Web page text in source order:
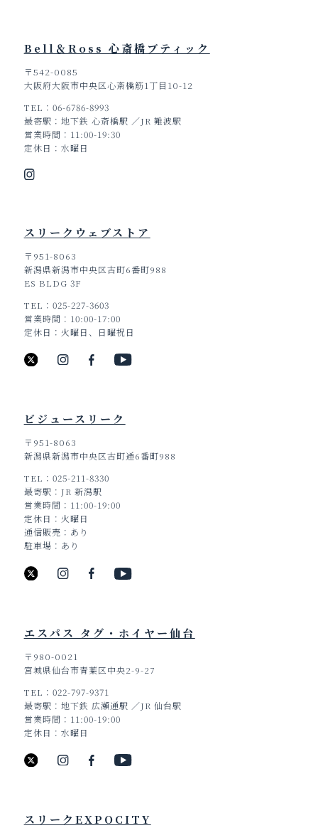
Bell＆Ross 心斎橋ブティック
〒542-0085
大阪府大阪市中央区心斎橋筋1丁目10-12
TEL
06-6786-8993
最寄駅
地下鉄 心斎橋駅 ／JR 難波駅
営業時間
11:00-19:30
定休日
水曜日
スリークウェブストア
〒951-8063
新潟県新潟市中央区古町6番町988
ES BLDG 3F
TEL
025-227-3603
営業時間
10:00-17:00
定休日
火曜日、日曜祝日
ビジュースリーク
〒951-8063
新潟県新潟市中央区古町通6番町988
TEL
025-211-8330
最寄駅
JR 新潟駅
営業時間
11:00-19:00
定休日
火曜日
通信販売
あり
駐車場
あり
エスパス タグ・ホイヤー仙台
〒980-0021
宮城県仙台市青葉区中央2-9-27
TEL
022-797-9371
最寄駅
地下鉄 広瀬通駅 ／JR 仙台駅
営業時間
11:00-19:00
定休日
水曜日
スリークEXPOCITY